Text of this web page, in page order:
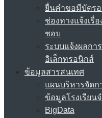
ยื่นคำขอมีบัตร
ช่องทางแจ้งเรื่
ชอบ
ระบบแจ้งผลกา
อิเล็กทรอนิกส์
ข้อมูลสารสนเทศ
แผนบริหารจัด
ข้อมูลโรงเรียน
BigData